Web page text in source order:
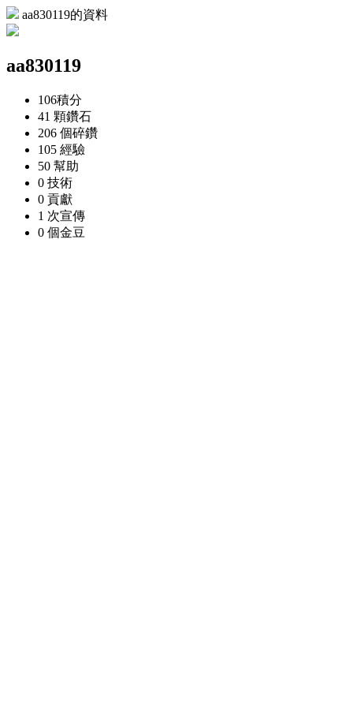
aa830119的資料
aa830119
106積分
41 顆鑽石
206 個碎鑽
105 經驗
50 幫助
0 技術
0 貢獻
1 次宣傳
0 個金豆